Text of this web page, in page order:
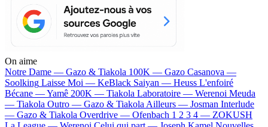
On aime
Notre Dame — Gazo & Tiakola 100K — Gazo Casanova —
Soolking Laisse Moi — KeBlack Saiyan — Heuss L'enfoiré
Bécane —Yamê 200K — Tiakola Laboratoire — Werenoi Meuda
— Tiakola Outro — Gazo & Tiakola Ailleurs — Josman Interlude
— Gazo & Tiakola Overdrive — Ofenbach 1 2 3 4 — ZOKUSH